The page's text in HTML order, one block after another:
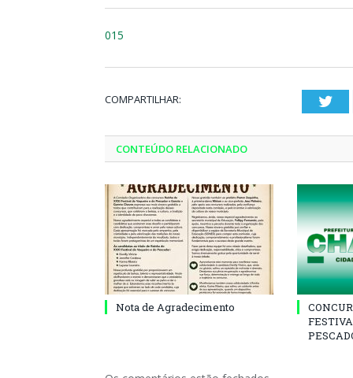
015
COMPARTILHAR:
CONTEÚDO RELACIONADO
Nota de Agradecimento